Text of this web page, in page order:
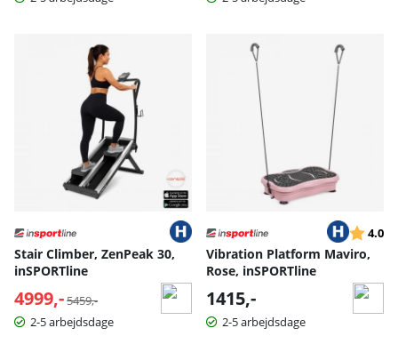
Stair Climber, ZenPeak 30,
inSPORTline
4999,- Normalpris:
5459,-
2-5 arbejdsdage
4.0
Vibration Platform Maviro,
Rose, inSPORTline
1415,-
2-5 arbejdsdage